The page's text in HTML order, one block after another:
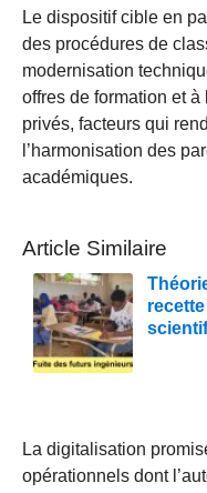
Le dispositif cible en
des procédures de
modernisation
offres de formation et
privés, facteurs qui
l’harmonisation des
académiques.
Article Similaire
La digitalisation
opérationnels dont